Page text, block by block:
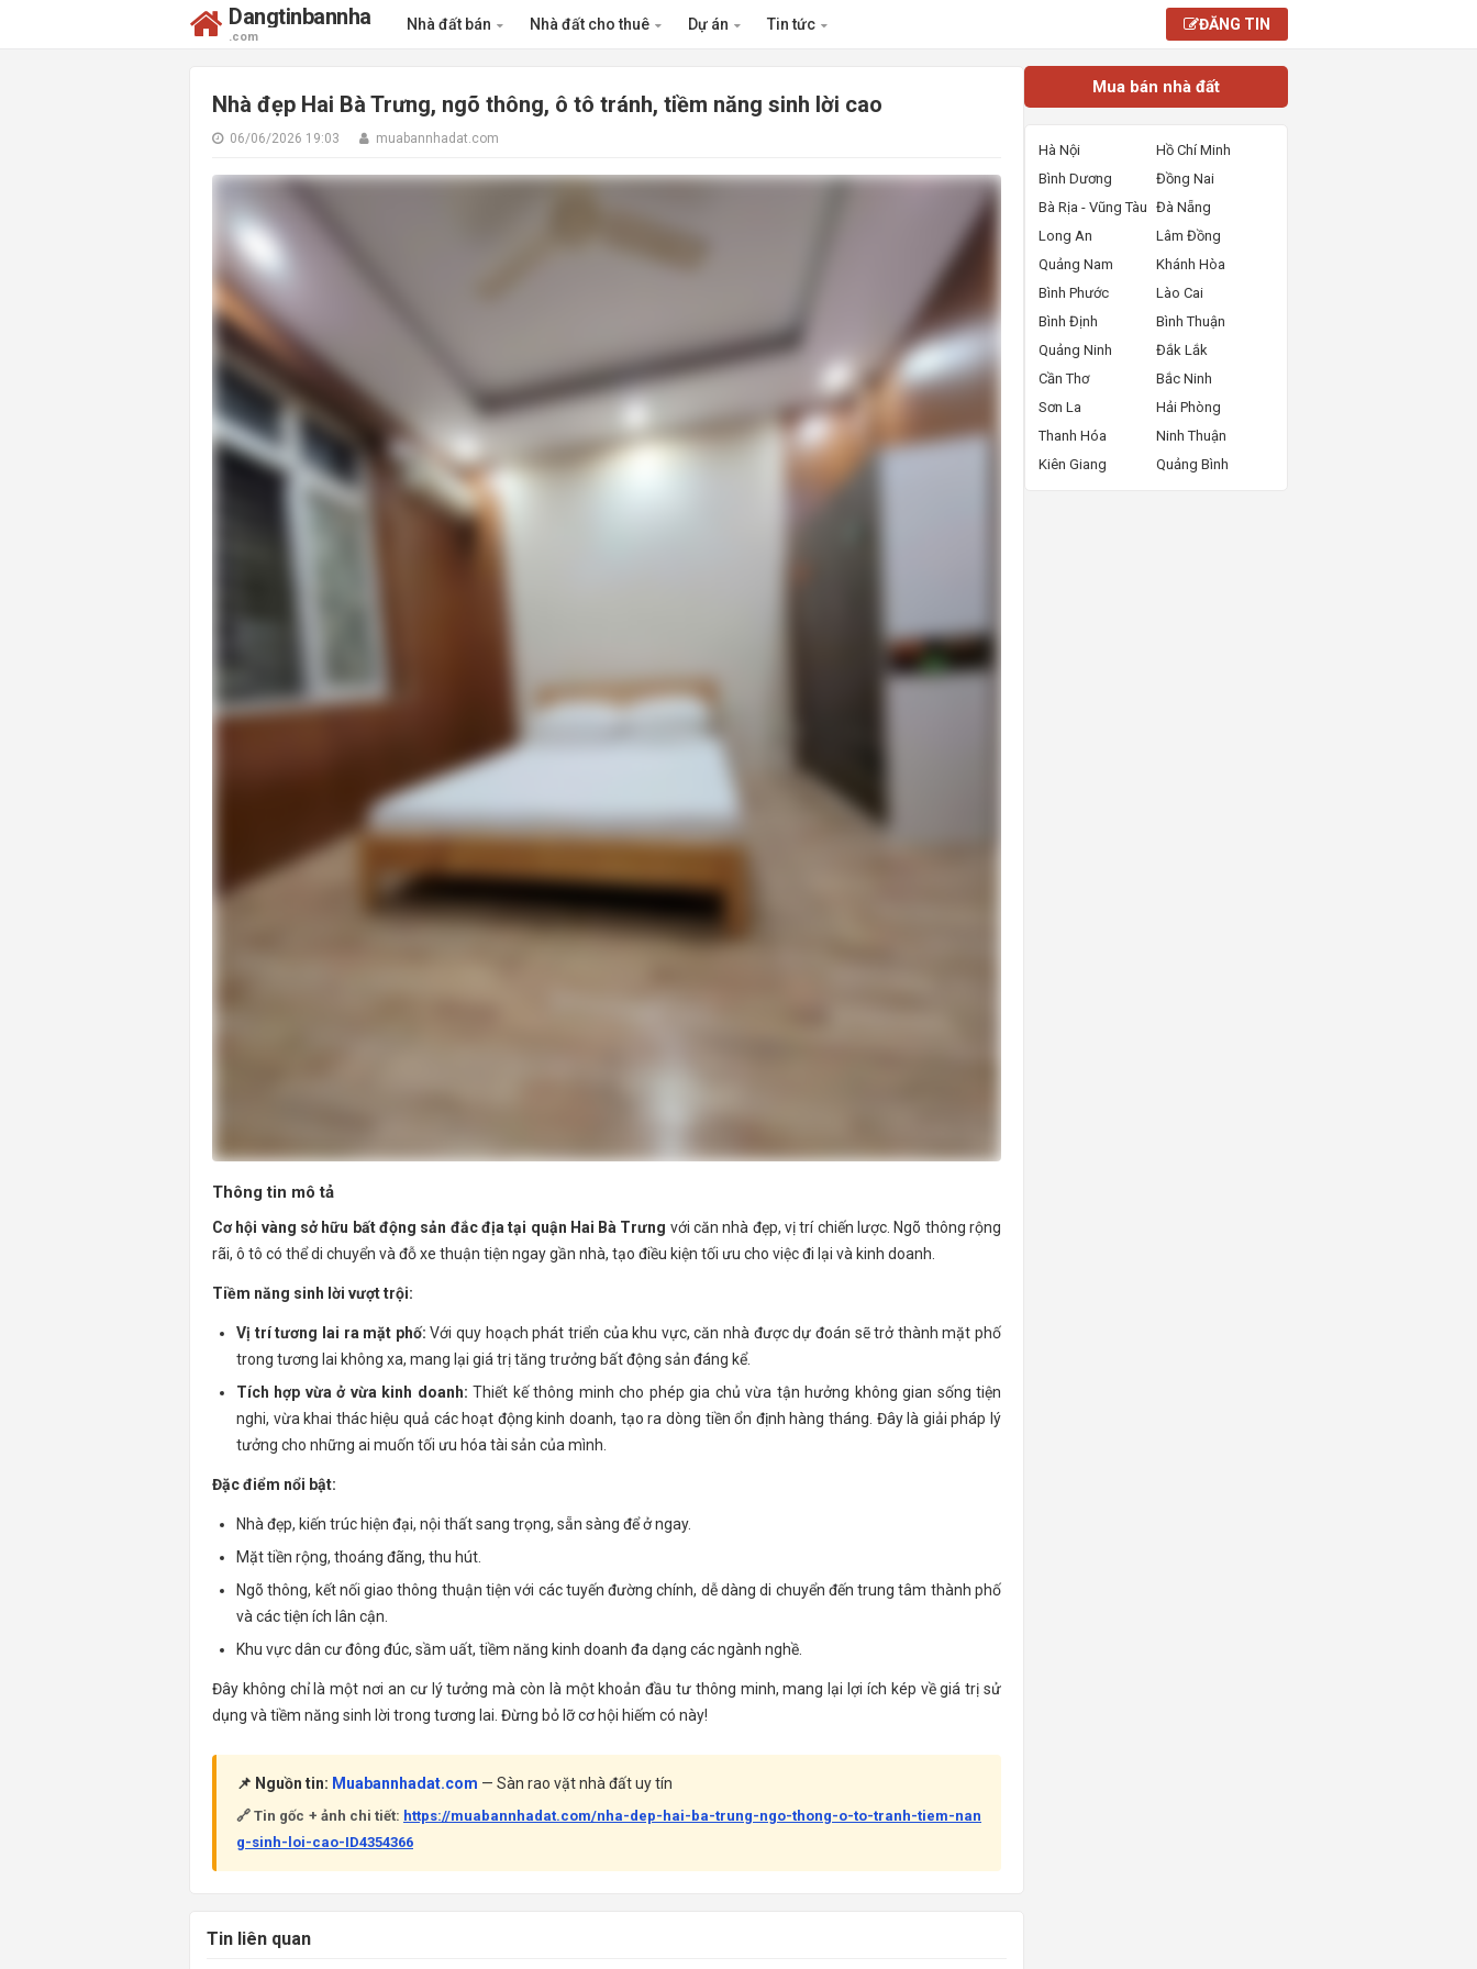
Dangtinbannha
.com
Nhà đất bán Nhà đất cho thuê Dự án Tin tức ĐĂNG TIN
Nhà đẹp Hai Bà Trưng, ngõ thông, ô tô tránh, tiềm năng sinh lời cao
06/06/2026 19:03 muabannhadat.com
Thông tin mô tả
Cơ hội vàng sở hữu bất động sản đắc địa tại quận Hai Bà Trưng với căn nhà đẹp, vị trí chiến lược. Ngõ thông rộng
rãi, ô tô có thể di chuyển và đỗ xe thuận tiện ngay gần nhà, tạo điều kiện tối ưu cho việc đi lại và kinh doanh.
Tiềm năng sinh lời vượt trội:
Vị trí tương lai ra mặt phố: Với quy hoạch phát triển của khu vực, căn nhà được dự đoán sẽ trở thành mặt phố
trong tương lai không xa, mang lại giá trị tăng trưởng bất động sản đáng kể.
Tích hợp vừa ở vừa kinh doanh: Thiết kế thông minh cho phép gia chủ vừa tận hưởng không gian sống tiện
nghi, vừa khai thác hiệu quả các hoạt động kinh doanh, tạo ra dòng tiền ổn định hàng tháng. Đây là giải pháp lý
tưởng cho những ai muốn tối ưu hóa tài sản của mình.
Đặc điểm nổi bật:
Nhà đẹp, kiến trúc hiện đại, nội thất sang trọng, sẵn sàng để ở ngay.
Mặt tiền rộng, thoáng đãng, thu hút.
Ngõ thông, kết nối giao thông thuận tiện với các tuyến đường chính, dễ dàng di chuyển đến trung tâm thành phố
và các tiện ích lân cận.
Khu vực dân cư đông đúc, sầm uất, tiềm năng kinh doanh đa dạng các ngành nghề.
Đây không chỉ là một nơi an cư lý tưởng mà còn là một khoản đầu tư thông minh, mang lại lợi ích kép về giá trị sử
dụng và tiềm năng sinh lời trong tương lai. Đừng bỏ lỡ cơ hội hiếm có này!
📌 Nguồn tin: Muabannhadat.com — Sàn rao vặt nhà đất uy tín
🔗 Tin gốc + ảnh chi tiết: https://muabannhadat.com/nha-dep-hai-ba-trung-ngo-thong-o-to-tranh-tiem-nan
g-sinh-loi-cao-ID4354366
Tin liên quan
Mua bán nhà đất
Hà Nội
Hồ Chí Minh
Bình Dương
Đồng Nai
Bà Rịa - Vũng Tàu Đà Nẵng
Long An
Lâm Đồng
Quảng Nam
Khánh Hòa
Bình Phước
Lào Cai
Bình Định
Bình Thuận
Quảng Ninh
Đắk Lắk
Cần Thơ
Bắc Ninh
Sơn La
Hải Phòng
Thanh Hóa
Ninh Thuận
Kiên Giang
Quảng Bình